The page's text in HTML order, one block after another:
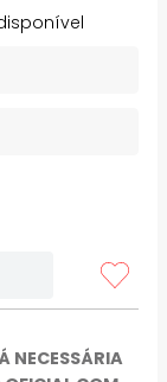
NECESSÁRIA